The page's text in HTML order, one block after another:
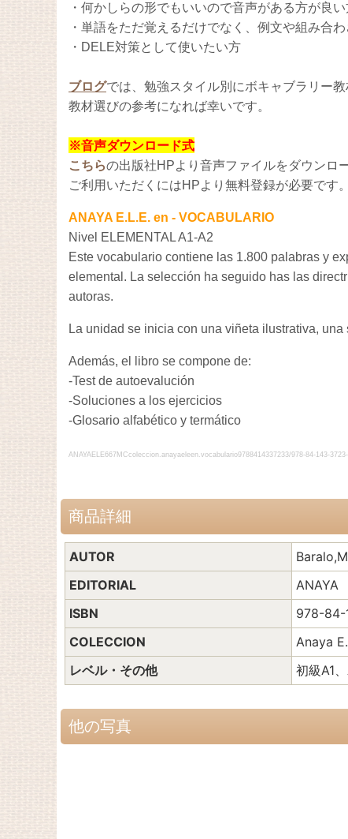
・何かしらの形でもいいので音声がある方が良
・単語をただ覚えるだけでなく、例文や組み合
・DELE対策として使いたい方
ブログでは、勉強スタイル別にボキャブラリー
教材選びの参考になれば幸いです。
※音声ダウンロード式
こちらの出版社HPより音声ファイルをダウンロ
ご利用いただくにはHPより無料登録が必要です。
ANAYA E.L.E. en - VOCABULARIO
Nivel ELEMENTAL A1-A2
Este vocabulario contiene las 1.800 palabras y
elemental. La selección ha seguido has las
autoras.
La unidad se inicia con una viñeta ilustrativa,
Además, el libro se compone de:
-Test de autoevalución
-Soluciones a los ejercicios
-Glosario alfabético y termático
ANAYAELE667MCcoleccion.anayaeleen.vocabulario9788414337233/978-84-143-
商品詳細
AUTOR
EDITORIAL
ANAYA
ISBN
978-
COLECCION
Anaya
レベル・その他
初級A1
他の写真